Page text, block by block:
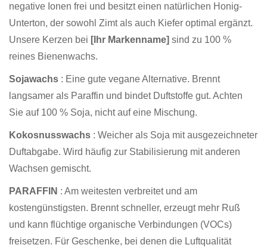
negative Ionen frei und besitzt einen natürlichen Honig-
Unterton, der sowohl Zimt als auch Kiefer optimal ergänzt.
Unsere Kerzen bei [Ihr Markenname] sind zu 100 %
reines Bienenwachs.
Sojawachs : Eine gute vegane Alternative. Brennt
langsamer als Paraffin und bindet Duftstoffe gut. Achten
Sie auf 100 % Soja, nicht auf eine Mischung.
Kokosnusswachs : Weicher als Soja mit ausgezeichneter
Duftabgabe. Wird häufig zur Stabilisierung mit anderen
Wachsen gemischt.
PARAFFIN : Am weitesten verbreitet und am
kostengünstigsten. Brennt schneller, erzeugt mehr Ruß
und kann flüchtige organische Verbindungen (VOCs)
freisetzen. Für Geschenke, bei denen die Luftqualität